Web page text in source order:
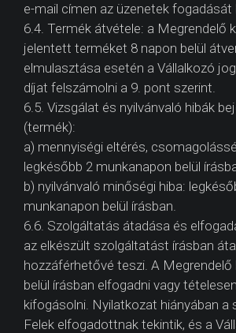
e-mail címen az üzenetek
6.4. Termék átvétele: a Megrendelő
jelentett terméket 8 napon belül
elmulasztása esetén a Vállalkozó
díjat felszámolni a 9. pont szerint.
6.5. Vizsgálat és nyilvánvaló hibák
(termék):
a) mennyiségi eltérés,
legkésőbb 2 munkanapon belül
b) nyilvánvaló minőségi hiba:
munkanapon belül írásban.
6.6. Szolgáltatás átadása és
az elkészült szolgáltatást írásban
hozzáférhetővé teszi. A
belül írásban elfogadni vagy
kifogásolni. Nyilatkozat hiányában a
Felek elfogadottnak tekintik, és a